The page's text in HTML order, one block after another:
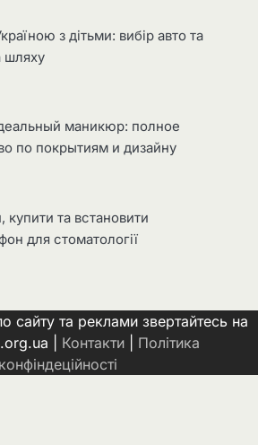
з дітьми: вибір авто та
шляху
маникюр: полное
по покрытиям и дизайну
купити та встановити
для стоматології
сайту та реклами звертайтесь на
| Контакти| Політика
конфіндеційності